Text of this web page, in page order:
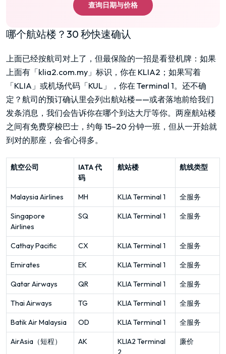
查询日期与价格
哪个航站楼？30 秒快速确认
上面已经按航司对上了，但最保险的一招是看登机牌：如果
上面有「klia2.com.my」标识，你在 KLIA2；如果写着
「KLIA」或机场代码「KUL」，你在 Terminal 1。还不确
定？航司的预订确认里会列出航站楼——或者落地前给我们
发条消息，我们会告诉你在哪个到达大厅等你。两座航站楼
之间有免费穿梭巴士，约每 15–20 分钟一班，但从一开始就
到对的那座，会省心得多。
航空公司
IATA 代
码
航站楼 航线类型
Malaysia Airlines MH KLIA Terminal 1 全服务
Singapore
Airlines
SQ KLIA Terminal 1 全服务
Cathay Pacific CX KLIA Terminal 1 全服务
Emirates EK KLIA Terminal 1 全服务
Qatar Airways QR KLIA Terminal 1 全服务
Thai Airways TG KLIA Terminal 1 全服务
Batik Air Malaysia OD KLIA Terminal 1 全服务
AirAsia（短程） AK
KLIA2 Terminal
2
廉价